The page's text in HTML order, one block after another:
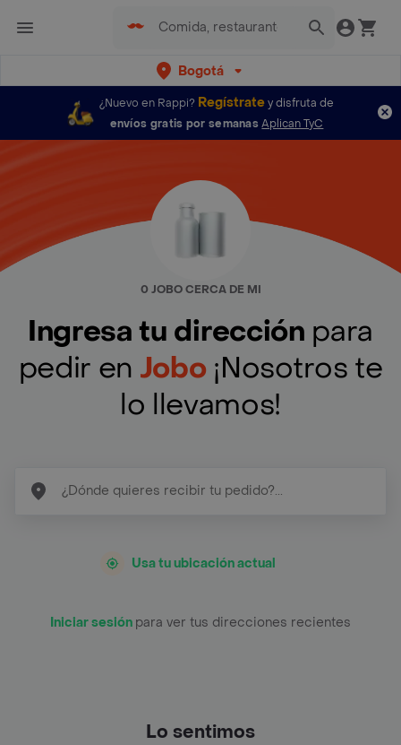
Bogotá
¿Nuevo en Rappi? Regístratey disfruta de
envíos gratis por semanas Aplican TyC
0 JOBO CERCA DE MI
Ingresa tu dirección para
pedir en Jobo ¡Nosotros te
lo llevamos!
Usa tu ubicación actual
Iniciar sesión para ver tus direcciones recientes
Lo sentimos